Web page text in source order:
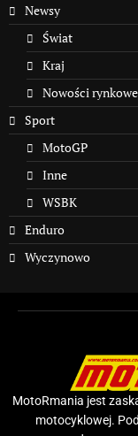
Newsy
Świat
Kraj
Nowości rynkowe
Sport
MotoGP
Inne
WSBK
Enduro
Wyczynowo
MotoRmania jest
motocyklowej.